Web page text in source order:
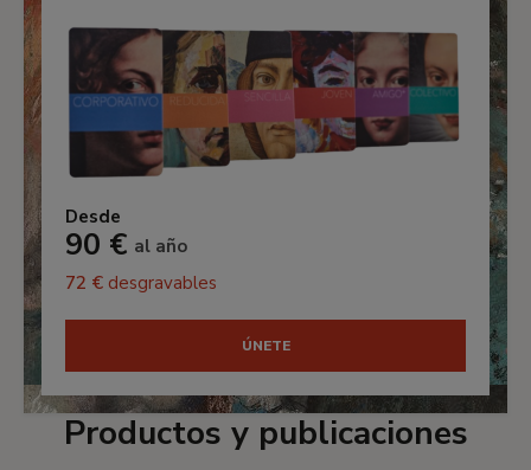
Desde
90 € al año
72 € desgravables
ÚNETE
Productos y publicaciones